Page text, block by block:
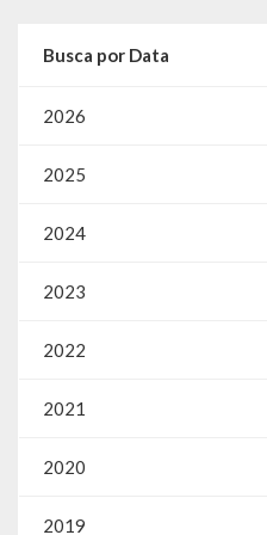
RPPS
Portal da Transparência
Links Úteis
Emendas Parlament. EC 105 FNS
Busca por Data
2026
2025
2024
2023
2022
2021
2020
2019